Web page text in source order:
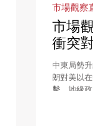
市場觀察
市場
衝突
中東局勢
朗對美以
擊，地緣